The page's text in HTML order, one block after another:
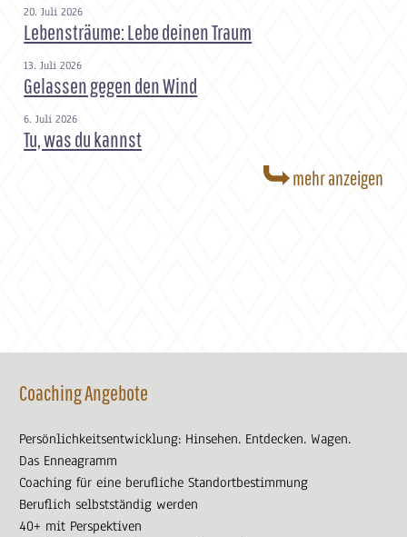
20. Juli 2026
Lebensträume: Lebe deinen Traum
13. Juli 2026
Gelassen gegen den Wind
6. Juli 2026
Tu, was du kannst
mehr anzeigen
Coaching Angebote
Persönlichkeitsentwicklung: Hinsehen. Entdecken. Wagen.
Das Enneagramm
Coaching für eine berufliche Standortbestimmung
Beruflich selbstständig werden
40+ mit Perspektiven